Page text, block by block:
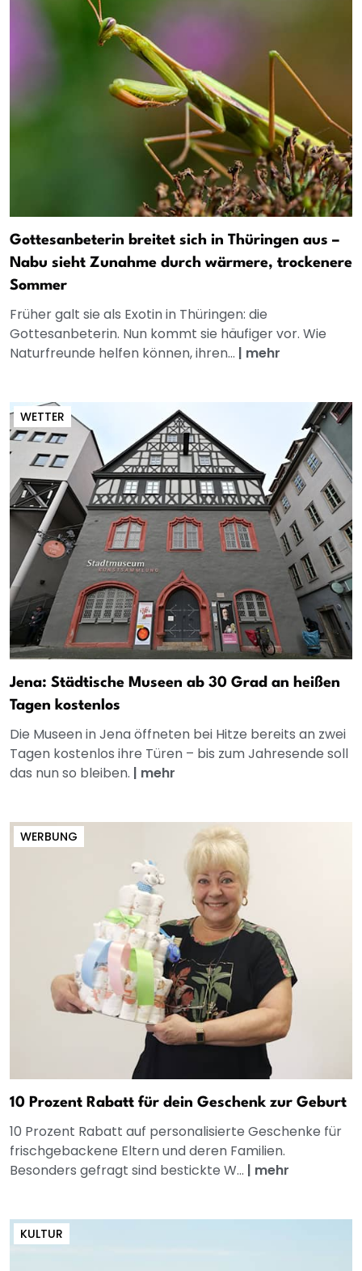
Gottesanbeterin breitet sich in Thüringen aus –
Nabu sieht Zunahme durch wärmere, trockenere
Sommer
Früher galt sie als Exotin in Thüringen: die
Gottesanbeterin. Nun kommt sie häufiger vor. Wie
Naturfreunde helfen können, ihren... | mehr
WETTER
Jena: Städtische Museen ab 30 Grad an heißen
Tagen kostenlos
Die Museen in Jena öffneten bei Hitze bereits an zwei
Tagen kostenlos ihre Türen – bis zum Jahresende soll
das nun so bleiben. | mehr
WERBUNG
10 Prozent Rabatt für dein Geschenk zur Geburt
10 Prozent Rabatt auf personalisierte Geschenke für
frischgebackene Eltern und deren Familien.
Besonders gefragt sind bestickte W... | mehr
KULTUR